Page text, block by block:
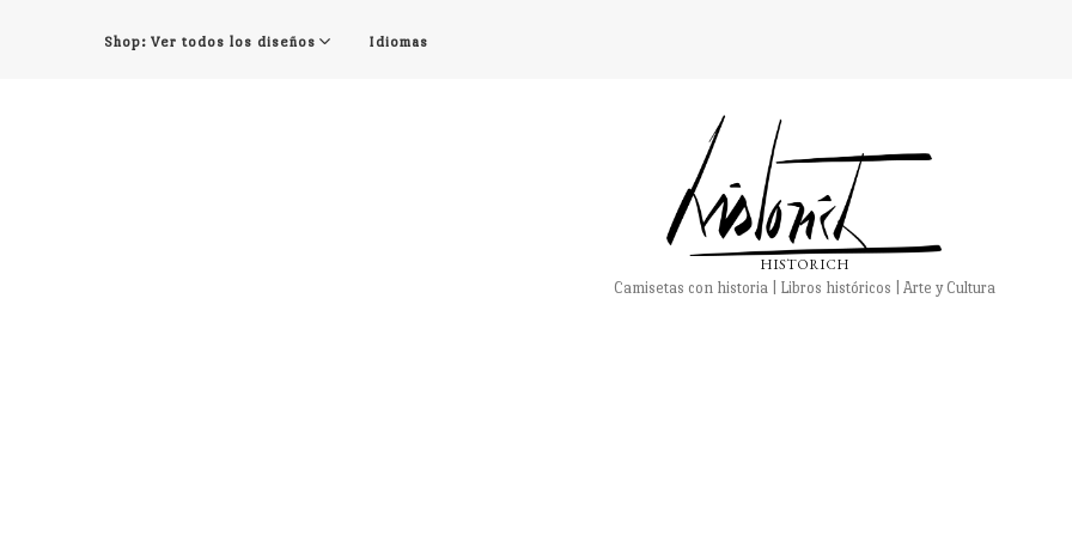
Shop: Ver todos los diseños Idiomas
HISTORICH
Camisetas con historia | Libros históricos | Arte y Cultura